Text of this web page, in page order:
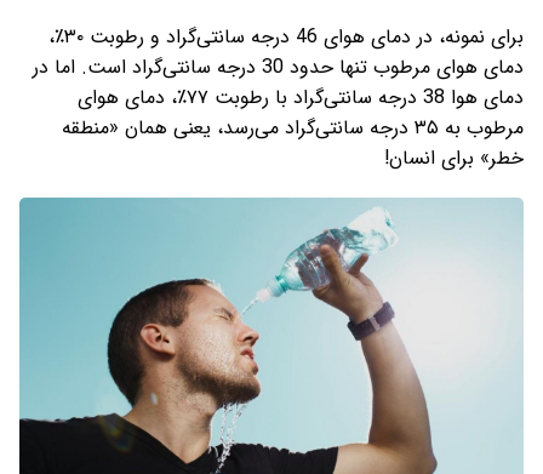
برای نمونه، در دمای هوای 46 درجه سانتی‌گراد و رطوبت ۳۰٪،
دمای هوای‌ مرطوب تنها حدود 30 درجه سانتی‌گراد است. اما در
دمای هوا 38 درجه سانتی‌گراد با رطوبت ۷۷٪، دمای هوای‌
مرطوب به ۳۵ درجه سانتی‌گراد می‌رسد، یعنی همان «منطقه
خطر» برای انسان!